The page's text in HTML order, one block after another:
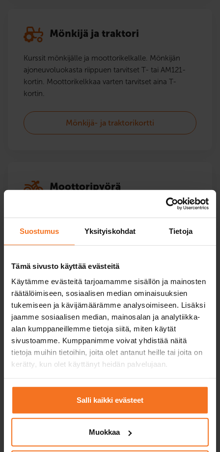
Suostumus Yksityiskohdat Tietoja
Tämä sivusto käyttää evästeitä
Käytämme evästeitä tarjoamamme sisällön ja mainosten
räätälöimiseen, sosiaalisen median ominaisuuksien
tukemiseen ja kävijämäärämme analysoimiseen. Lisäksi
jaamme sosiaalisen median, mainosalan ja analytiikka-
alan kumppaneillemme tietoja siitä, miten käytät
sivustoamme. Kumppanimme voivat yhdistää näitä
tietoja muihin tietoihin, joita olet antanut heille tai joita on
kerätty, kun olet käyttänyt heidän palvelujaan.
Salli kaikki evästeet
Muokkaa
Mönkijä ja traktori
Kurssit mönkijälle ja moottorikelkalle. Mönkijän
ajoneuvoluokasta riippuen tarvitset T- tai AM121-
kortin. Moottorikelkkaa varten tarvitset aina T-
kortin.
Mönkijä- ja traktorikortti
Moottoripyörä
Kurssit kaikkiin moottoripyörä­korttiluokkiin – myös
A2-moottoripyöräkortti
A-moottoripyöräkortti
Ajotaidon ylläpito
ajokyvyn arvioinnit ja poliisin määräämä ajokoe.
Terveysperusteiset ajokyvyn arvioinnit